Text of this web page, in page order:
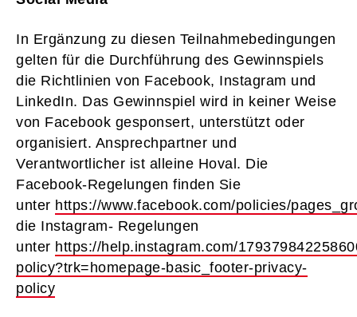
In Ergänzung zu diesen Teilnahmebedingungen
gelten für die Durchführung des Gewinnspiels
die Richtlinien von Facebook, Instagram und
LinkedIn. Das Gewinnspiel wird in keiner Weise
von Facebook gesponsert, unterstützt oder
organisiert. Ansprechpartner und
Verantwortlicher ist alleine Hoval. Die
Facebook-Regelungen finden Sie
unter https://www.facebook.com/policies/
die Instagram- Regelungen
unter https://help.instagram.com/
policy?trk=homepage-basic_footer-privacy-
policy